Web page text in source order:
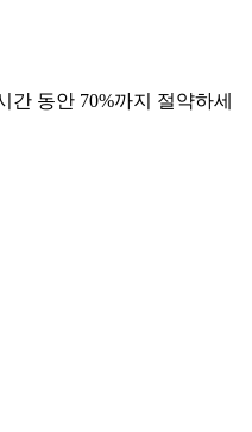
간 동안 70%까지 절약하세